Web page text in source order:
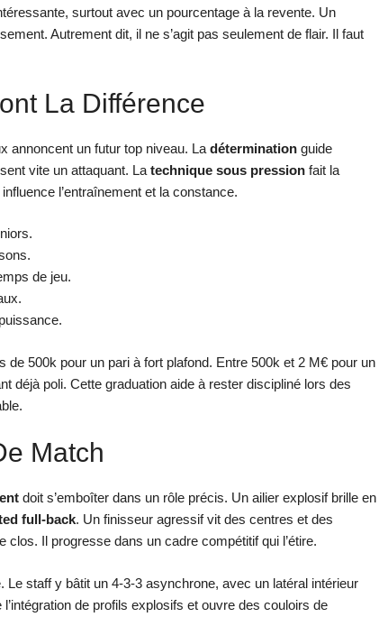
surtout avec un pourcentage à la revente. Un
Autrement dit, il ne s’agit pas seulement de flair. Il faut
La Différence
annoncent un futur top niveau. La détermination guide
vite un attaquant. La technique sous pression fait la
influence l’entraînement et la constance.
de jeu.
500k pour un pari à fort plafond. Entre 500k et 2 M€ pour un
déjà poli. Cette graduation aide à rester discipliné lors des
Match
doit s’emboîter dans un rôle précis. Un ailier explosif brille en
full-back. Un finisseur agressif vit des centres et des
Il progresse dans un cadre compétitif qui l’étire.
Le staff y bâtit un 4-3-3 asynchrone, avec un latéral intérieur
de profils explosifs et ouvre des couloirs de